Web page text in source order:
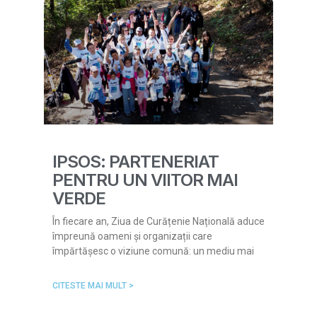
IPSOS: PARTENERIAT
PENTRU UN VIITOR MAI
VERDE
În fiecare an, Ziua de Curățenie Națională aduce
împreună oameni și organizații care
împărtășesc o viziune comună: un mediu mai
CITESTE MAI MULT >